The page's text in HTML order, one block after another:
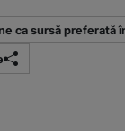
ca sursă preferată